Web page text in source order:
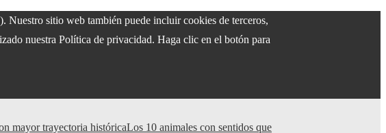
Nuestro sitio web también puede incluir cookies de terceros,
nuestra Política de privacidad. Haga clic en el botón para
mayor trayectoria históricaLos 10 animales con sentidos que